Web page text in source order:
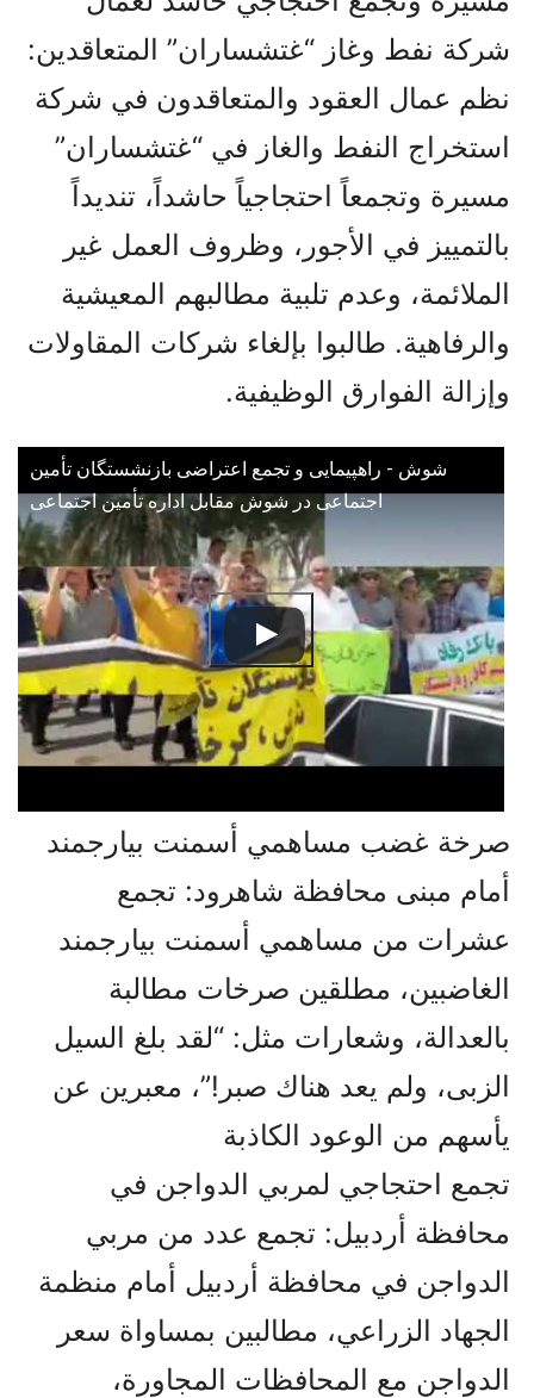
شركة نفط وغاز “غتشساران” المتعاقدين:
نظم عمال العقود والمتعاقدون في شركة
استخراج النفط والغاز في “غتشساران”
مسيرة وتجمعاً احتجاجياً حاشداً، تنديداً
بالتمييز في الأجور، وظروف العمل غير
الملائمة، وعدم تلبية مطالبهم المعيشية
والرفاهية. طالبوا بإلغاء شركات المقاولات
وإزالة الفوارق الوظيفية.
شوش - راهپیمایی و تجمع اعتراضی بازنشستگان تأمین
اجتماعی در شوش مقابل اداره تأمین اجتماعی
صرخة غضب مساهمي أسمنت بيارجمند
أمام مبنى محافظة شاهرود: تجمع
عشرات من مساهمي أسمنت بيارجمند
الغاضبين، مطلقين صرخات مطالبة
بالعدالة، وشعارات مثل: “لقد بلغ السيل
الزبى، ولم يعد هناك صبر!”، معبرين عن
يأسهم من الوعود الكاذبة
تجمع احتجاجي لمربي الدواجن في
محافظة أردبيل: تجمع عدد من مربي
الدواجن في محافظة أردبيل أمام منظمة
الجهاد الزراعي، مطالبين بمساواة سعر
الدواجن مع المحافظات المجاورة،